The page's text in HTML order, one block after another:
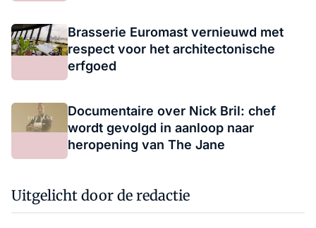
Brasserie Euromast vernieuwd met
respect voor het architectonische
erfgoed
Documentaire over Nick Bril: chef
wordt gevolgd in aanloop naar
heropening van The Jane
Uitgelicht door de redactie